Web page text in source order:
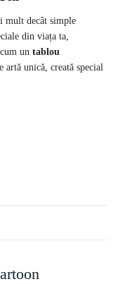
mult decât simple
din viața ta,
un tablou
artă unică, creată special